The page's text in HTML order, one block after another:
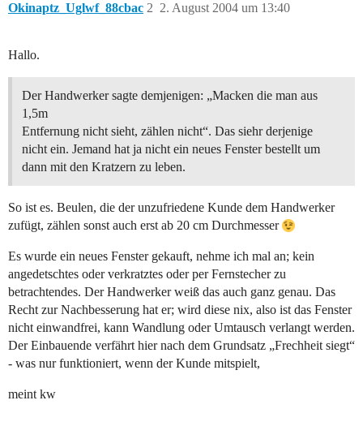
Okinaptz_Uglwf_88cbac 2. August 2004 um 13:40
2
Hallo.
Der Handwerker sagte demjenigen: „Macken die man aus
1,5m
Entfernung nicht sieht, zählen nicht“. Das siehr derjenige
nicht ein. Jemand hat ja nicht ein neues Fenster bestellt um
dann mit den Kratzern zu leben.
So ist es. Beulen, die der unzufriedene Kunde dem Handwerker
zufügt, zählen sonst auch erst ab 20 cm Durchmesser
Es wurde ein neues Fenster gekauft, nehme ich mal an; kein
angedetschtes oder verkratztes oder per Fernstecher zu
betrachtendes. Der Handwerker weiß das auch ganz genau. Das
Recht zur Nachbesserung hat er; wird diese nix, also ist das Fenster
nicht einwandfrei, kann Wandlung oder Umtausch verlangt werden.
Der Einbauende verfährt hier nach dem Grundsatz „Frechheit siegt“
- was nur funktioniert, wenn der Kunde mitspielt,
meint kw